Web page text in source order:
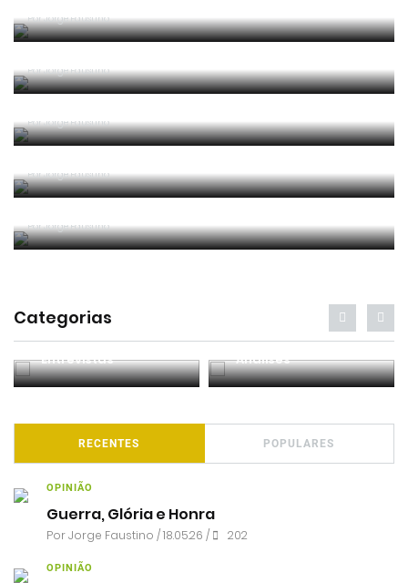
PorJorge Faustino
PorJorge Faustino
PorJorge Faustino
PorJorge Faustino
PorJorge Faustino
Categorias
Entrevistas Análises
RECENTES POPULARES
OPINIÃO
Guerra, Glória e Honra
PorJorge Faustino / 18.05.26 / 202
OPINIÃO